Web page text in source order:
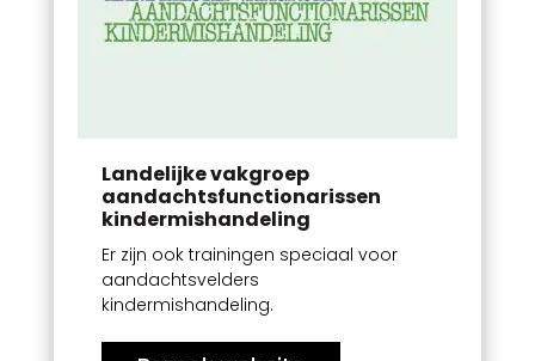
Landelijke vakgroep
aandachtsfunctionarissen
kindermishandeling
Er zijn ook trainingen speciaal voor
aandachtsvelders
kindermishandeling.